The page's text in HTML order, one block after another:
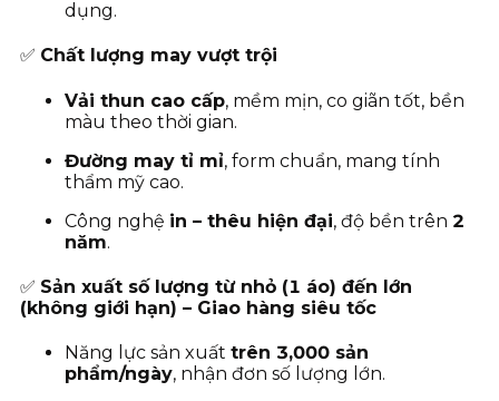
dụng.
✅ Chất lượng may vượt trội
Vải thun cao cấp, mềm mịn, co giãn tốt, bền
màu theo thời gian.
Đường may tỉ mỉ, form chuẩn, mang tính
thẩm mỹ cao.
Công nghệ in – thêu hiện đại, độ bền trên 2
năm.
✅ Sản xuất số lượng từ nhỏ (1 áo) đến lớn
(không giới hạn) – Giao hàng siêu tốc
Năng lực sản xuất trên 3,000 sản
phẩm/ngày, nhận đơn số lượng lớn.